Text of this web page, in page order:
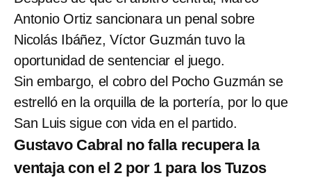
Antonio Ortiz sancionara un penal sobre
Nicolás Ibáñez, Víctor Guzmán tuvo la
oportunidad de sentenciar el juego.
Sin embargo, el cobro del Pocho Guzmán se
estrelló en la orquilla de la portería, por lo que
San Luis sigue con vida en el partido.
Gustavo Cabral no falla recupera la
ventaja con el 2 por 1 para los Tuzos